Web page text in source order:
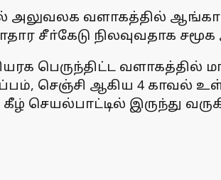
அலுவலக வளாகத்தில்
சீா்கேடு நிலவுவதாக
பெருந்திட்ட வளாகத்தில்
செஞ்சி ஆகிய 4 காவல்
செயல்பாட்டில் இருந்து